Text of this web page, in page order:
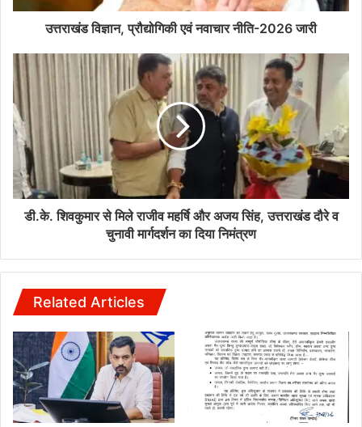
उत्तराखंड विज्ञान, प्रौद्योगिकी एवं नवाचार नीति-2026 जारी
डी.के. शिवकुमार से मिले राजीव महर्षि और अजय सिंह, उत्तराखंड दौरे व
चुनावी मार्गदर्शन का दिया निमंत्रण
Related Articles